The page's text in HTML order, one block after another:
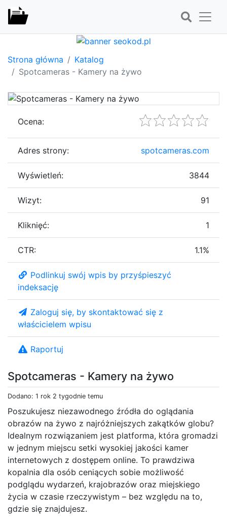
Strona główna
Katalog
Spotcameras - Kamery na żywo
Spotcameras - Kamery na żywo
Dodano: 1 rok 2 tygodnie temu
Poszukujesz niezawodnego źródła do oglądania
obrazów na żywo z najróżniejszych zakątków globu?
Idealnym rozwiązaniem jest platforma, która gromadzi
w jednym miejscu setki wysokiej jakości kamer
internetowych z dostępem online. To prawdziwa
kopalnia dla osób ceniących sobie możliwość
podglądu wydarzeń, krajobrazów oraz miejskiego
życia w czasie rzeczywistym – bez względu na to,
gdzie się znajdujesz.
Ocena:
Adres strony: spotcameras.com
Wyświetleń: 3844
Wizyt: 91
Kliknięć: 1
CTR: 1.1%
Podlinkuj swój wpis by przyśpieszyć
indeksację
Zaloguj się, by skontaktować się z
właścicielem wpisu
Raportuj